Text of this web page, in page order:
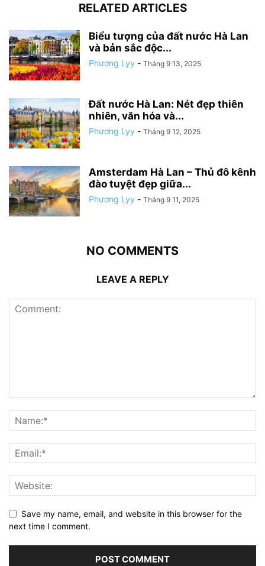
RELATED ARTICLES
Biểu tượng của đất nước Hà Lan
và bản sắc độc...
Phương Lyy - Tháng 9 13, 2025
Đất nước Hà Lan: Nét đẹp thiên
nhiên, văn hóa và...
Phương Lyy - Tháng 9 12, 2025
Amsterdam Hà Lan – Thủ đô kênh
đào tuyệt đẹp giữa...
Phương Lyy - Tháng 9 11, 2025
NO COMMENTS
LEAVE A REPLY
Save my name, email, and website in this browser for the
next time I comment.